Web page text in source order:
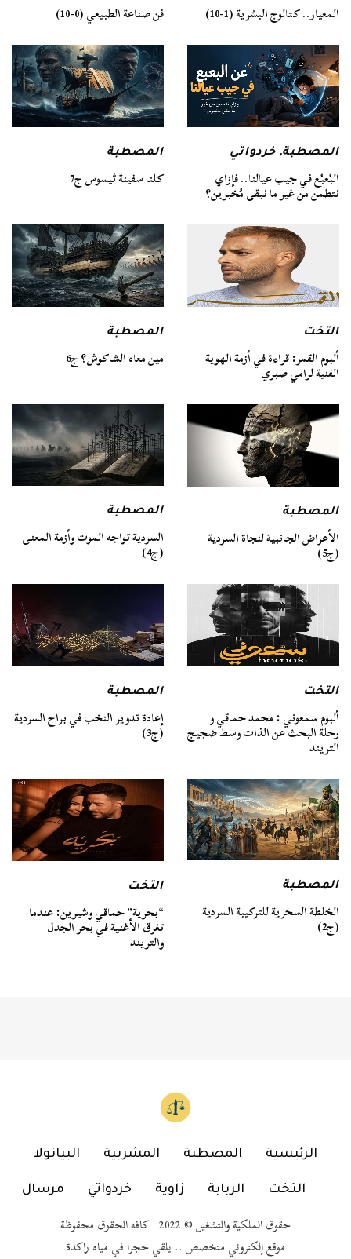
المعيار.. كتالوج البشرية (1-10) فن صناعة الطبيعي (0-10)
المصطبة,خردواتي
البُعبُع في جيب عيالنا.. فإزاي
نتطمن من غير ما نبقى مُخبرين؟
المصطبة
كلنا سفينة ثيسوس ج7
التخت
ألبوم القمر: قراءة في أزمة الهوية
الفنية لرامي صبري
المصطبة
مين معاه الشاكوش؟ ج6
المصطبة
الأعراض الجانبية لنجاة السردية
(ج5)
المصطبة
السردية تواجه الموت وأزمة المعنى
(ج4)
التخت
ألبوم سمعوني : محمد حماقي و
رحلة البحث عن الذات وسط ضجيج
التريند
المصطبة
إعادة تدوير النخب في براح السردية
(ج3)
المصطبة
الخلطة السحرية للتركيبة السردية
(ج2)
التخت
“بحرية” حماقي وشيرين: عندما
تغرق الأغنية في بحر الجدل
والتريند
الرئيسية المصطبة المشربية البيانولا
التخت الربابة زاوية خردواتي مرسال
حقوق الملكية والتشغيل © 2022 كافه الحقوق محفوظة
موقع إلكتروني متخصص .. يلقي حجرا في مياه راكدة